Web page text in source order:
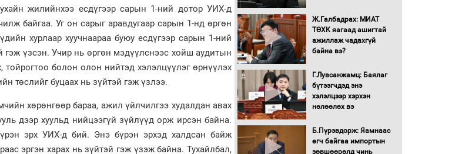
жилийнхээ есдүгээр сарын 1-ний дотор УИХ-д
байгаа. Уг он сарыг аравдугаар сарын 1-нд өргөн
хурлаар хуучнаараа буюу есдүгээр сарын 1-ний
үзсэн. Учир нь өргөн мэдүүлснээс хойш аудитын
тойрогтоо болон олон нийтэд хэлэлцүүлэг өрнүүлэх
төслийг буцаах нь зүйтэй гэж үзлээ.
хөрөнгөөр бараа, ажил үйлчилгээ худалдан авах
дээр хуульд нийцээгүй зүйлүүд орж ирсэн байна.
эрх УИХ-д бий. Энэ бүрэн эрхэд халдсан байж
эргэн харах нь зүйтэй гэж үзэж байна. Тухайлбал,
Монгол Улс “COP17”-д
“Тал хээрийн
төлөвлөгөө”-гөө
танилцуулна
үүсвэрээс худалдан авах
журмыг баталлаа
горимд шилжиж, найр
наадам, зөвлөгөөн,
гадаад томилолтыг
Ж.Галбадрах: МИАТ
ТӨХК яагаад ашигтай
ажиллаж чадахгүй
байна вэ?
Г.Лувсанжамц: Баялаг
бүтээгчдэд энэ
хэлэлцээр хэрхэн
нөлөөлөх вэ
Б.Пүрэвдорж: Яамнаас
өгч байгаа импортын
зөвшөөрөлд чинь